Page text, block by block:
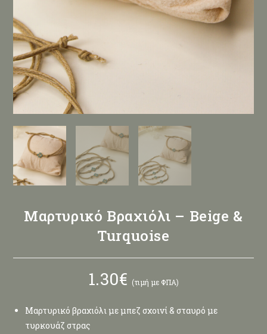
Μαρτυρικό Βραχιόλι – Beige &
Turquoise
1.30€ (τιμή με ΦΠΑ)
Μαρτυρικό βραχιόλι με μπεζ σχοινί & σταυρό με
τυρκουάζ στρας